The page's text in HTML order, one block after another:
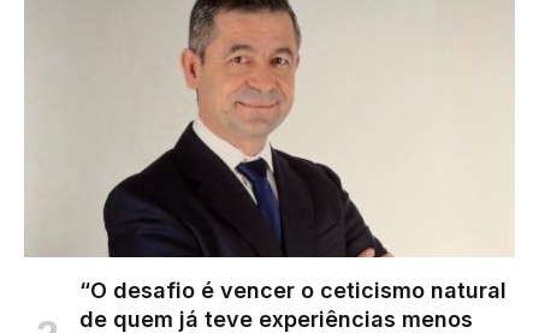
“O desafio é vencer o ceticismo natural
de quem já teve experiências menos